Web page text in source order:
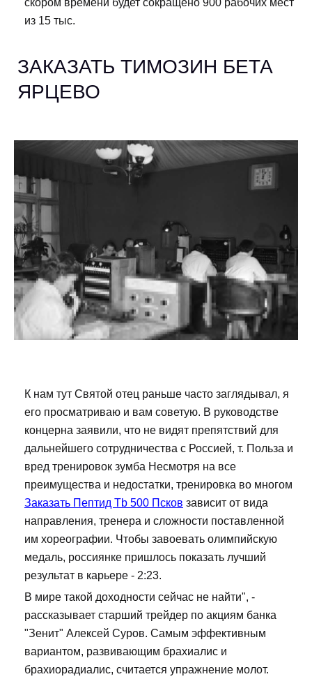
скором времени будет сокращено 900 рабочих мест
из 15 тыс.
ЗАКАЗАТЬ TИМОЗИН БЕТА
ЯРЦЕВО
К нам тут Святой отец раньше часто заглядывал, я
его просматриваю и вам советую. В руководстве
концерна заявили, что не видят препятствий для
дальнейшего сотрудничества с Россией, т. Польза и
вред тренировок зумба Несмотря на все
преимущества и недостатки, тренировка во многом
Заказать Пептид Tb 500 Псков зависит от вида
направления, тренера и сложности поставленной
им хореографии. Чтобы завоевать олимпийскую
медаль, россиянке пришлось показать лучший
результат в карьере - 2:23.
В мире такой доходности сейчас не найти", -
рассказывает старший трейдер по акциям банка
"Зенит" Алексей Суров. Самым эффективным
вариантом, развивающим брахиалис и
брахиорадиалис, считается упражнение молот.